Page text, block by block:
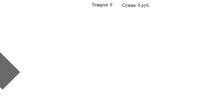
Товаров: 0 Сумма: 0 руб.